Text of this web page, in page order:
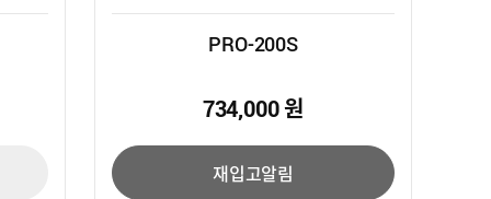
PRO-200S
734,000원
재입고알림